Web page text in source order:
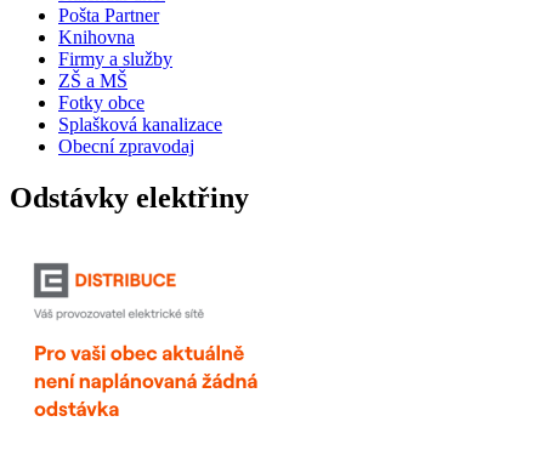
Pošta Partner
Knihovna
Firmy a služby
ZŠ a MŠ
Fotky obce
Splašková kanalizace
Obecní zpravodaj
Odstávky elektřiny